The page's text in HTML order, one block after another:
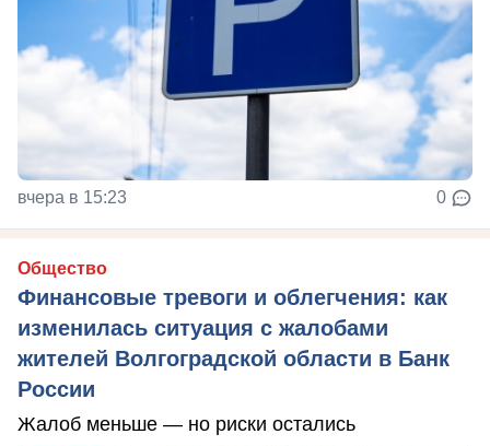
вчера в 15:23 0
Общество
Финансовые тревоги и облегчения: как
изменилась ситуация с жалобами
жителей Волгоградской области в Банк
России
Жалоб меньше — но риски остались